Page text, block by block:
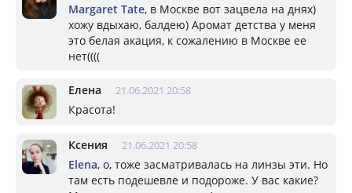
Margaret Tate, в Москве вот зацвела на днях)
хожу вдыхаю, балдею) Аромат детства у меня
это белая акация, к сожалению в Москве ее
нет((((
Елена 21.06.2021 20:58
Красота!
Ксения 21.06.2021 20:58
Elena, о, тоже засматривалась на линзы эти. Но
там есть подешевле и подороже. У вас какие?